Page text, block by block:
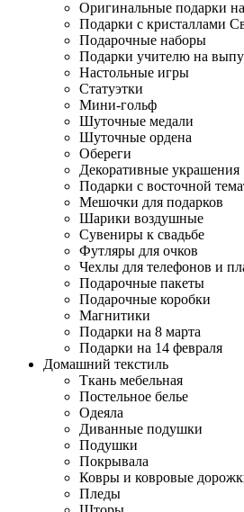
Оригинальные подарки
Подарки с кристаллами
Подарочные наборы
Подарки учителю на
Настольные игры
Статуэтки
Мини-гольф
Шуточные медали
Шуточные ордена
Обереги
Декоративные украшения
Подарки с восточной
Мешочки для подарков
Шарики воздушные
Сувениры к свадьбе
Футляры для очков
Чехлы для телефонов и
Подарочные пакеты
Подарочные коробки
Магнитики
Подарки на 8 марта
Подарки на 14 февраля
Домашний текстиль
Ткань мебельная
Постельное белье
Одеяла
Диванные подушки
Подушки
Покрывала
Ковры и ковровые
Пледы